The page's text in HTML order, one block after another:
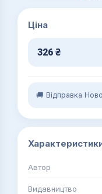
Ціна
326 ₴
🚚 Відправка
Автор
Видавництво